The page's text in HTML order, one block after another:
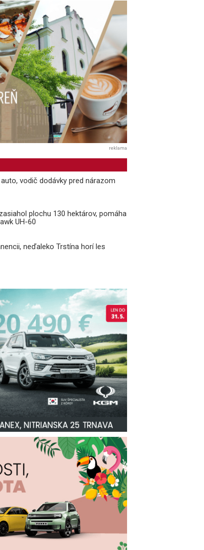
reklama
vodič dodávky pred nárazom
plochu 130 hektárov, pomáha
UH-60
neďaleko Trstína horí les